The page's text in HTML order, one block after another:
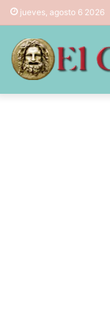
jueves, agosto 6 2026